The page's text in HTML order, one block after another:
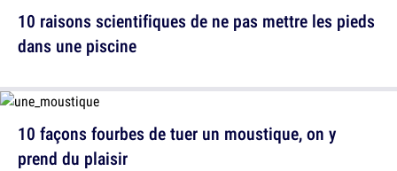
10 raisons scientifiques de ne pas mettre les pieds
dans une piscine
10 façons fourbes de tuer un moustique, on y
prend du plaisir